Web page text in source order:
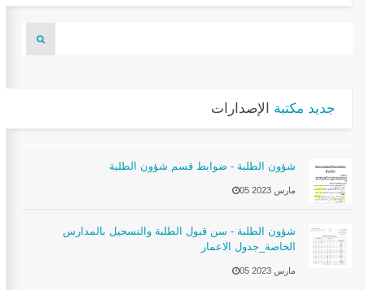
جديد مكتبة الإصدارات
شؤون الطلبة - ضوابط قسم شؤون الطلبة
05 مارس 2023
شؤون الطلبة - سن قبول الطلبة والتسجيل بالمدارس
الخاصة_جدول الاعمار
05 مارس 2023